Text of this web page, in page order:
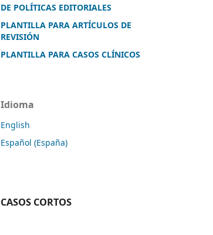
DE POLÍTICAS EDITORIALES
PLANTILLA PARA ARTÍCULOS DE
REVISIÓN
PLANTILLA PARA CASOS CLÍNICOS
Idioma
English
Español (España)
CASOS CORTOS